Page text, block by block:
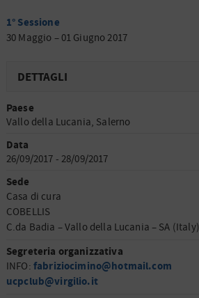
1° Sessione
30 Maggio – 01 Giugno 2017
DETTAGLI
Paese
Vallo della Lucania, Salerno
Data
26/09/2017 - 28/09/2017
Sede
Casa di cura
COBELLIS
C.da Badia – Vallo della Lucania – SA (Italy)
Segreteria organizzativa
INFO: fabriziocimino@hotmail.com
ucpclub@virgilio.it